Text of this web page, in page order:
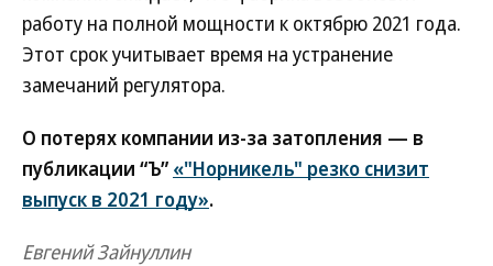
работу на полной мощности к октябрю 2021 года.
Этот срок учитывает время на устранение
замечаний регулятора.
О потерях компании из-за затопления — в
публикации “Ъ” «"Норникель" резко снизит
выпуск в 2021 году».
Евгений Зайнуллин